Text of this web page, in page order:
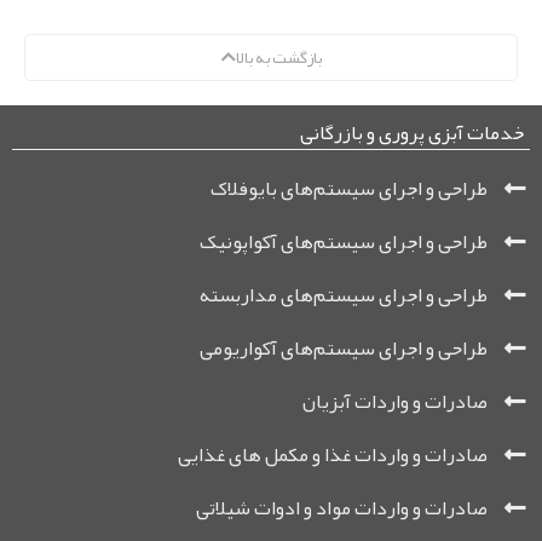
بازگشت به بالا
خدمات آبزی پروری و بازرگانی
طراحی و اجرای سیستم‌های بایوفلاک
طراحی و اجرای سیستم‌های آکواپونیک
طراحی و اجرای سیستم‌های مداربسته
طراحی و اجرای سیستم‌های آکواریومی
صادرات و واردات آبزیان
صادرات و واردات غذا و مکمل ‌های غذایی
صادرات و واردات مواد و ادوات شیلاتی